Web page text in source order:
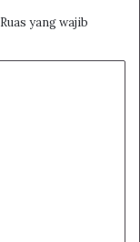
Ruas yang wajib